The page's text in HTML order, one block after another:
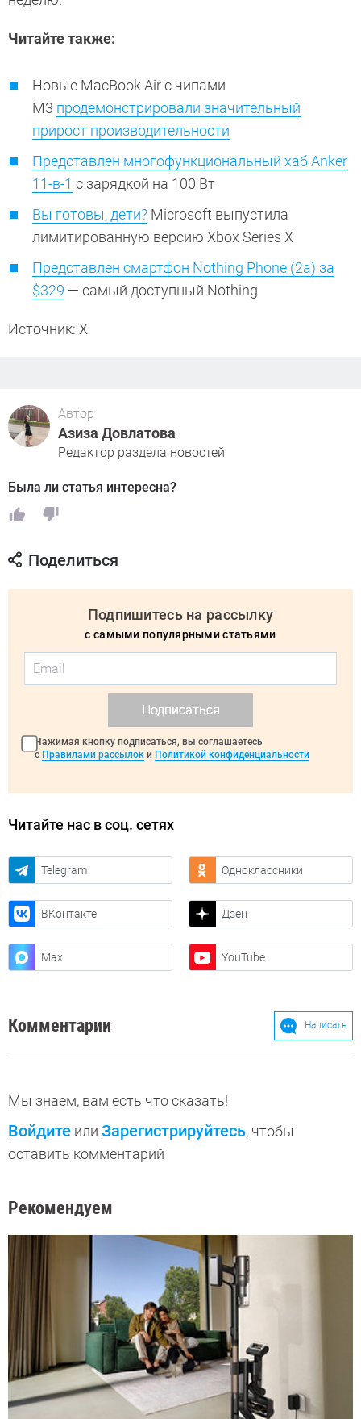
Читайте также:
Новые MacBook Air с чипами
M3 продемонстрировали значительный
прирост производительности
Представлен многофункциональный хаб Anker
11-в-1 с зарядкой на 100 Вт
Вы готовы, дети? Microsoft выпустила
лимитированную версию Xbox Series X
Представлен смартфон Nothing Phone (2a) за
$329 — самый доступный Nothing
Источник: X
Автор
Азиза Довлатова
Редактор раздела новостей
Была ли статья интересна?
Поделиться
Подпишитесь на рассылку
с самыми популярными статьями
Подписаться
Нажимая кнопку подписаться, вы соглашаетесь
с Правилами рассылок и Политикой конфиденциальности
Читайте нас в соц. сетях
Telegram Одноклассники
ВКонтакте Дзен
Max YouTube
Комментарии Написать
Мы знаем, вам есть что сказать!
Войдите или Зарегистрируйтесь, чтобы
оставить комментарий
Рекомендуем